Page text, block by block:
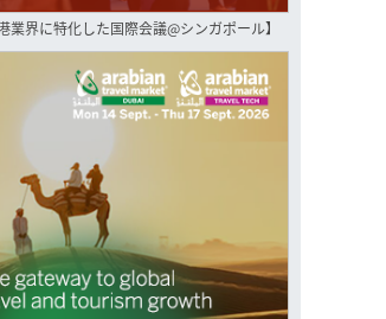
港業界に特化した国際会議@シンガポール】